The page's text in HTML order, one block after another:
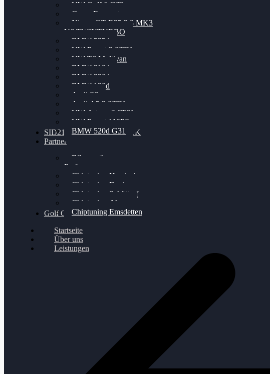
VW Golf 6 GTI
Cupra Formentor
Nissan GT-R35 3.8 MK3
V6 TWINTURBO
BMW 525d
VW Passat 2.0TDI
VW T6 Multivan
BMW 318d
BMW 320d
BMW 120d
Audi S6
Audi A5 3.0TDI
VW Arteon 2.0TSI
VW Passat 110PS
BMW 520d G31
SID212 / 212EVO UNLOCK
Partner
Bilgenroth
Performance
Chiptuning Herzlacke
Chiptuning Duelmen
Chiptuning Schüttorf
Chiptuning Ahaus
Chiptuning Emsdetten
Golf Gewinnspiel
Startseite
Über uns
Leistungen